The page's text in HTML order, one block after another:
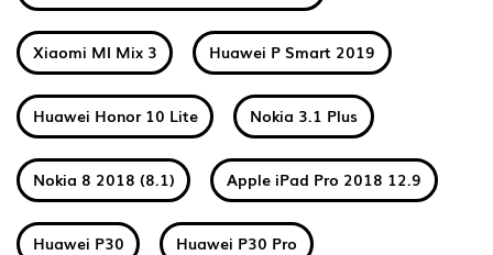
Xiaomi MI Mix 3 Huawei P Smart 2019
Huawei Honor 10 Lite Nokia 3.1 Plus
Nokia 8 2018 (8.1) Apple iPad Pro 2018 12.9
Huawei P30 Huawei P30 Pro